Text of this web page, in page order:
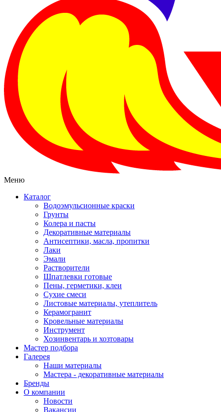
Меню
Каталог
Водоэмульсионные краски
Грунты
Колера и пасты
Декоративные материалы
Антисептики, масла, пропитки
Лаки
Эмали
Растворители
Шпатлевки готовые
Пены, герметики, клеи
Сухие смеси
Листовые материалы, утеплитель
Керамогранит
Кровельные материалы
Инструмент
Хозинвентарь и хозтовары
Мастер подбора
Галерея
Наши материалы
Мастера - декоративные материалы
Бренды
О компании
Новости
Вакансии